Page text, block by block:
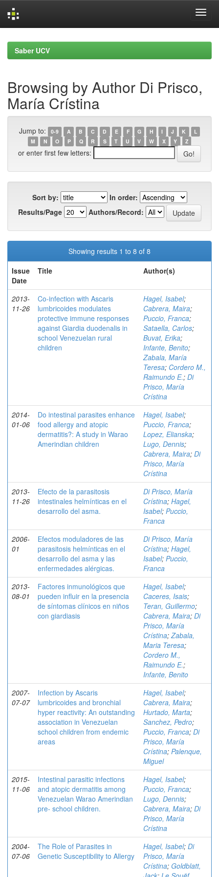
navigationSaber UCV
Browsing by Author Di Prisco,
María Crístina
Jump to: 0-9 A B C D E F G H I J K
L
M
N O P Q R S T U V W X Y Z
or enter first few letters:
Sort by:
In order:
Results/Page
Authors/Record:
Showing results 1 to 8 of 8
Issue
Date
Title Author(s)
2013-
11-26
Co-infection with Ascaris
lumbricoides modulates
protective immune responses
against Giardia duodenalis in
school Venezuelan rural
children
Hagel, Isabel;
Cabrera, Maira;
Puccio, Franca;
Sataella, Carlos;
Buvat, Erika;
Infante, Benito;
Zabala, María
Teresa; Cordero M.,
Raimundo E.; Di
Prisco, María
Crístina
2014-
01-06
Do intestinal parasites enhance
food allergy and atopic
dermatitis?: A study in Warao
Amerindian children
Hagel, Isabel;
Puccio, Franca;
Lopez, Elianska;
Lugo, Dennis;
Cabrera, Maira; Di
Prisco, María
Crístina
2013-
11-26
Efecto de la parasitosis
intestinales helmínticas en el
desarrollo del asma.
Di Prisco, María
Crístina; Hagel,
Isabel; Puccio,
Franca
2006-
01
Efectos moduladores de las
parasitosis helmínticas en el
desarrollo del asma y las
enfermedades alérgicas.
Di Prisco, María
Crístina; Hagel,
Isabel; Puccio,
Franca
2013-
08-01
Factores inmunológicos que
pueden influir en la presencia
de síntomas clínicos en niños
con giardiasis
Hagel, Isabel;
Caceres, Isais;
Teran, Guillermo;
Cabrera, Maira; Di
Prisco, María
Crístina;Zabala,
Maria Teresa;
Cordero M.,
Raimundo E.;
Infante, Benito
2007-
07-07
Infection by Ascaris
lumbricoides and bronchial
hyper reactivity: An outstanding
association in Venezuelan
school children from endemic
areas
Hagel, Isabel;
Cabrera, Maira;
Hurtado, Marta;
Sanchez, Pedro;
Puccio, Franca; Di
Prisco, María
Crístina; Palenque,
Miguel
2015-
11-06
Intestinal parasitic infections
and atopic dermatitis among
Venezuelan Warao Amerindian
pre- school children.
Hagel, Isabel;
Puccio, Franca;
Lugo, Dennis;
Cabrera, Maira; Di
Prisco, María
Crístina
2004-
07-06
The Role of Parasites in
Genetic Susceptibility to Allergy
Hagel, Isabel; Di
Prisco, María
Crístina; Goldblatt,